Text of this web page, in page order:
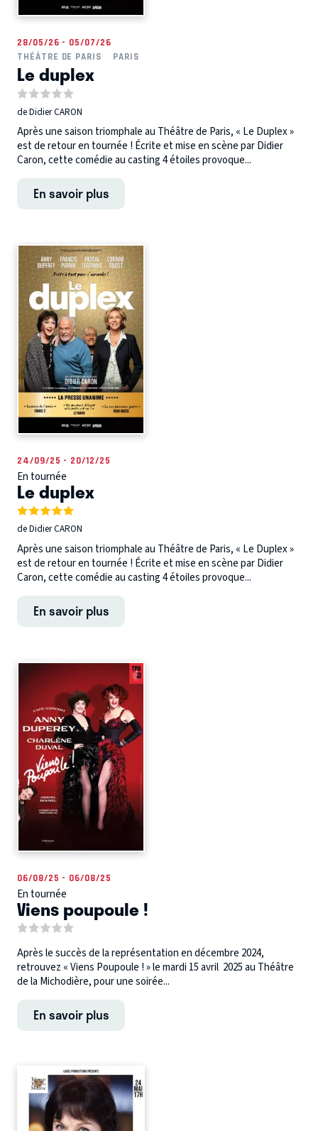
28/05/26 - 05/07/26
THÉÂTRE DE PARIS
PARIS
Le duplex
de Didier CARON
Après une saison triomphale au Théâtre de Paris, « Le Duplex »
est de retour en tournée ! Écrite et mise en scène par Didier
Caron, cette comédie au casting 4 étoiles provoque...
En savoir plus
24/09/25 - 20/12/25
En tournée
Le duplex
de Didier CARON
Après une saison triomphale au Théâtre de Paris, « Le Duplex »
est de retour en tournée ! Écrite et mise en scène par Didier
Caron, cette comédie au casting 4 étoiles provoque...
En savoir plus
06/08/25 - 06/08/25
En tournée
Viens poupoule !
Après le succès de la représentation en décembre 2024,
retrouvez « Viens Poupoule ! » le mardi 15 avril 2025 au Théâtre
de la Michodière, pour une soirée...
En savoir plus